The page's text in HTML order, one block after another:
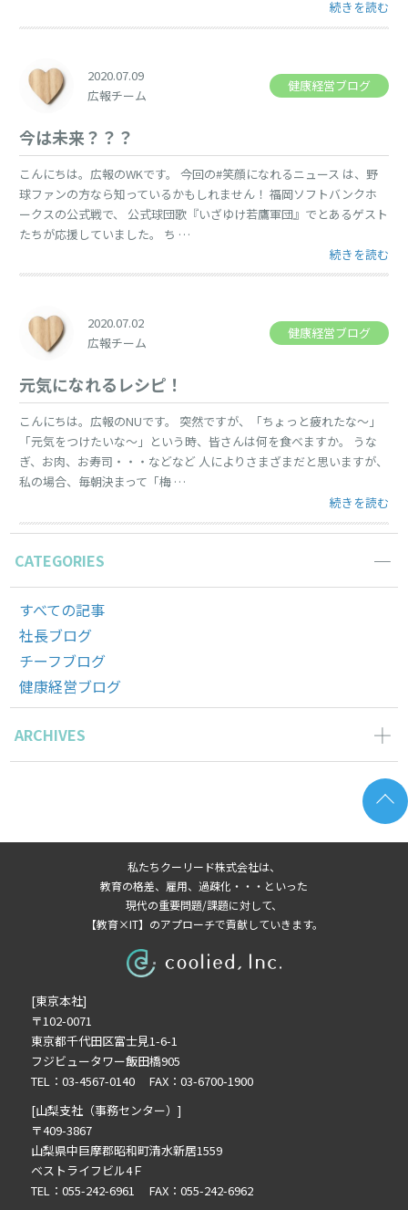
“令和2年7月
続きを読む
2020.07.09
広報チーム
健康経営ブログ
今は未来？？？
こんにちは。広報のWKです。 今回の#笑顔になれるニュース は、野
球ファンの方なら知っているかもしれません！ 福岡ソフトバンクホ
ークスの公式戦で、 公式球団歌『いざゆけ若鷹軍団』でとあるゲスト
たちが応援していました。 ち …
“今は未来？？
続きを読む
2020.07.02
広報チーム
健康経営ブログ
元気になれるレシピ！
こんにちは。広報のNUです。 突然ですが、「ちょっと疲れたな～」
「元気をつけたいな～」という時、皆さんは何を食べますか。 うな
ぎ、お肉、お寿司・・・などなど 人によりさまざまだと思いますが、
私の場合、毎朝決まって「梅 …
“元気になれ
続きを読む
CATEGORIES
すべての記事
社長ブログ
チーフブログ
健康経営ブログ
ARCHIVES
2026年2月の記事一覧(3)
2026年1月の記事一覧(3)
2025年11月の記事一覧(2)
2025年10月の記事一覧(1)
2025年9月の記事一覧(1)
2025年8月の記事一覧(2)
2025年7月の記事一覧(3)
2025年6月の記事一覧(3)
2025年4月の記事一覧(1)
2025年3月の記事一覧(1)
2025年2月の記事一覧(1)
2024年12月の記事一覧(1)
2024年10月の記事一覧(2)
私たちクーリード株式会社は、
教育の格差、雇用、過疎化・・・といった
現代の重要問題/課題に対して、
【教育×IT】のアプローチで貢献していきます。
[東京本社]
〒102-0071
東京都千代田区富士見1-6-1
フジビュータワー飯田橋905
TEL：03-4567-0140 FAX：03-6700-1900
[山梨支社（事務センター）]
〒409-3867
山梨県中巨摩郡昭和町清水新居1559
ベストライフビル4Ｆ
TEL：055-242-6961 FAX：055-242-6962